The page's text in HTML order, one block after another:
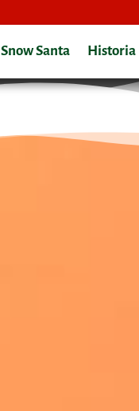
Snow Santa Historia